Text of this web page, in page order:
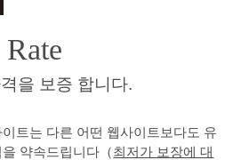
을 보증 합니다.
트는 다른 어떤 웹사이트보다도 유
약속드립니다（최저가 보장에 대